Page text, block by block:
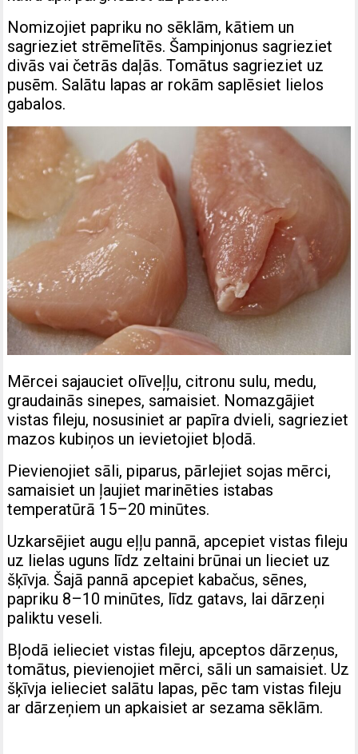
Nomizojiet papriku no sēklām, kātiem un
sagrieziet strēmelītēs. Šampinjonus sagrieziet
divās vai četrās daļās. Tomātus sagrieziet uz
pusēm. Salātu lapas ar rokām saplēsiet lielos
gabalos.
Mērcei sajauciet olīveļļu, citronu sulu, medu,
graudainās sinepes, samaisiet. Nomazgājiet
vistas fileju, nosusiniet ar papīra dvieli, sagrieziet
mazos kubiņos un ievietojiet bļodā.
Pievienojiet sāli, piparus, pārlejiet sojas mērci,
samaisiet un ļaujiet marinēties istabas
temperatūrā 15–20 minūtes.
Uzkarsējiet augu eļļu pannā, apcepiet vistas fileju
uz lielas uguns līdz zeltaini brūnai un lieciet uz
šķīvja. Šajā pannā apcepiet kabačus, sēnes,
papriku 8–10 minūtes, līdz gatavs, lai dārzeņi
paliktu veseli.
Bļodā ielieciet vistas fileju, apceptos dārzeņus,
tomātus, pievienojiet mērci, sāli un samaisiet. Uz
šķīvja ielieciet salātu lapas, pēc tam vistas fileju
ar dārzeņiem un apkaisiet ar sezama sēklām.